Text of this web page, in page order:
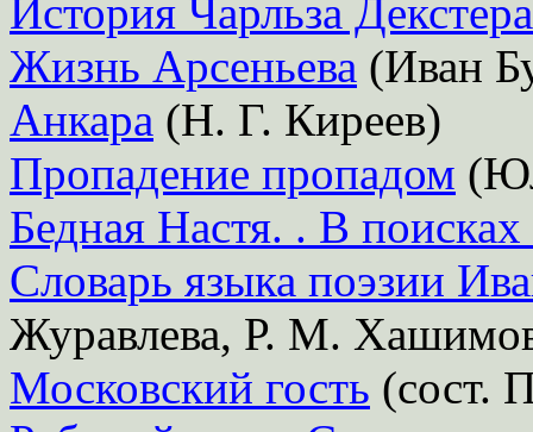
История Чарльза
Жизнь Арсеньева (Иван
Анкара (Н. Г. Киреев)
Пропадение пропадом
Бедная Настя. . В поисках
Словарь языка поэзии
Журавлева, Р. М.
Московский гость (сост.